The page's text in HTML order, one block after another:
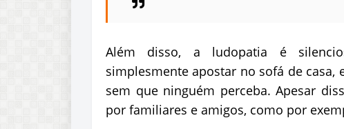
Além disso, a ludopatia é
simplesmente apostar no sofá de
sem que ninguém perceba. Apesar
por familiares e amigos, como por